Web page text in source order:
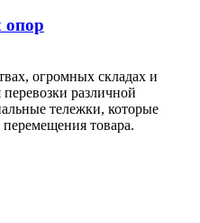
опор
огромных складах и
различной
тележки, которые
товара.